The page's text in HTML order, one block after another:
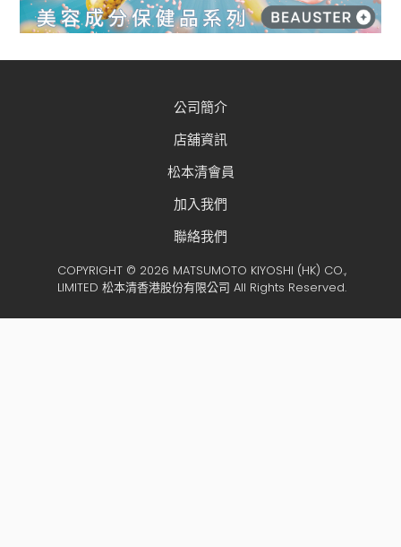
公司簡介
店舖資訊
松本清會員
加入我們
聯絡我們
COPYRIGHT © 2026 MATSUMOTO KIYOSHI (HK) CO.,
LIMITED 松本清香港股份有限公司 All Rights Reserved.